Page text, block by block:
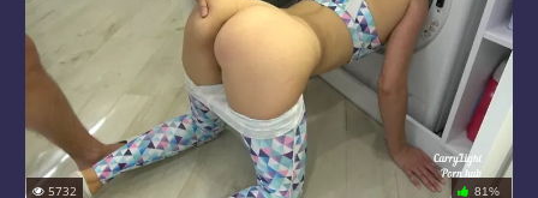
5732 81%